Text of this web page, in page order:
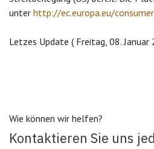
unter http://ec.europa.eu/
Letzes Update ( Freitag, 08. Januar
Wie können wir helfen?
Kontaktieren Sie uns